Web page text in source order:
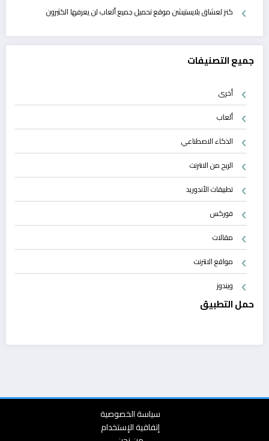
كنز لعشاق بلايستيشن موقع تحميل جميع ألعاب لن يعرفها الكثيرون
جميع التصنيفات
أخرى
ألعاب
الذكاء الاصطناعي
الربح من الانترنت
تطبيقات الأندوريد
فوركس
مقالات
مواقع الانترنت
ويندوز
حمل التطبيق
سياسة الخصوصية
إتفاقية الإستخدام